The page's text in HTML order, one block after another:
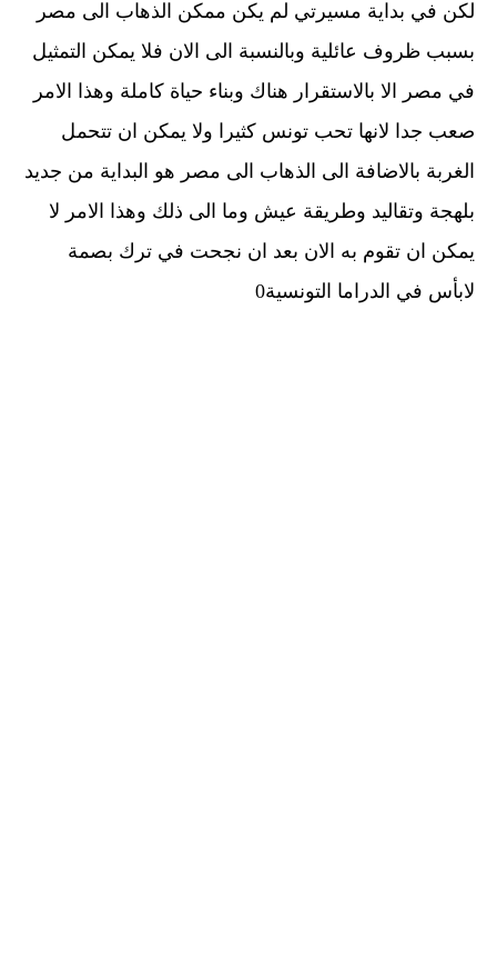
لكن في بداية مسيرتي لم يكن ممكن الذهاب الى مصر
بسبب ظروف عائلية وبالنسبة الى الان فلا يمكن التمثيل
في مصر الا بالاستقرار هناك وبناء حياة كاملة وهذا الامر
صعب جدا لانها تحب تونس كثيرا ولا يمكن ان تتحمل
الغربة بالاضافة الى الذهاب الى مصر هو البداية من جديد
بلهجة وتقاليد وطريقة عيش وما الى ذلك وهذا الامر لا
يمكن ان تقوم به الان بعد ان نجحت في ترك بصمة
لابأس في الدراما التونسية0